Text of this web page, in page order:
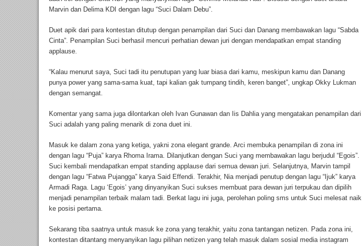
Marvin dan Delima KDI dengan lagu “Suci Dalam Debu”.
Duet apik dari para kontestan ditutup dengan penampilan dari Suci dan Danang membawakan lagu “Sabda
Cinta”. Penampilan Suci berhasil mencuri perhatian dewan juri dengan mendapatkan empat standing
applause.
“Kalau menurut saya, Suci tadi itu penutupan yang luar biasa dari kamu, meskipun kamu dan Danang
punya power yang sama-sama kuat, tapi kalian gak tumpang tindih, keren banget”, ungkap Okky Lukman
dengan semangat.
Komentar yang sama juga dilontarkan oleh Ivan Gunawan dan Iis Dahlia yang mengatakan penampilan dari
Suci adalah yang paling menarik di zona duet ini.
Masuk ke dalam zona yang ketiga, yakni zona elegant grande. Arci membuka penampilan di zona ini
dengan lagu “Puja” karya Rhoma Irama. Dilanjutkan dengan Suci yang membawakan lagu berjudul “Egois”.
Suci kembali mendapatkan empat standing applause dari semua dewan juri. Selanjutnya, Marvin tampil
dengan lagu “Fatwa Pujangga” karya Said Effendi. Terakhir, Nia menjadi penutup dengan lagu “Ijuk” karya
Armadi Raga. Lagu ‘Egois’ yang dinyanyikan Suci sukses membuat para dewan juri terpukau dan dipilih
menjadi penampilan terbaik malam tadi. Berkat lagu ini juga, perolehan poling sms untuk Suci melesat naik
ke posisi pertama.
Sekarang tiba saatnya untuk masuk ke zona yang terakhir, yaitu zona tantangan netizen. Pada zona ini,
kontestan ditantang menyanyikan lagu pilihan netizen yang telah masuk dalam sosial media instagram